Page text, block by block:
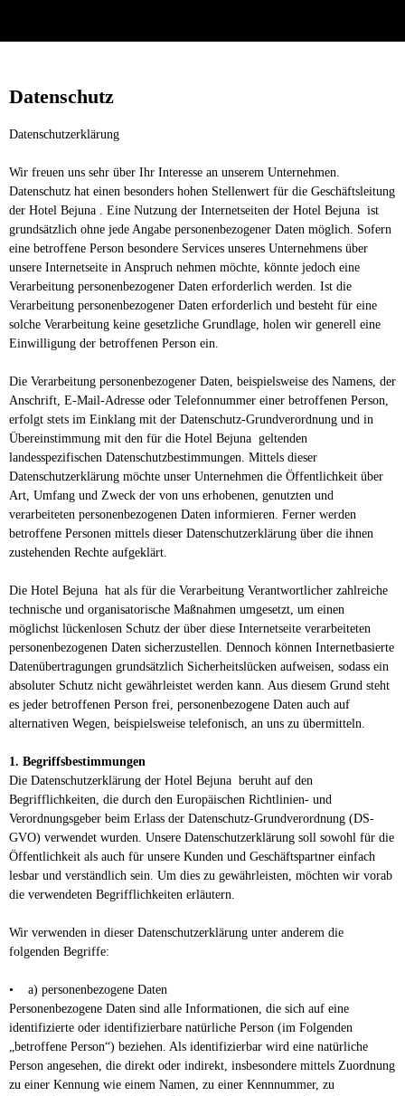
Datenschutz
Datenschutzerklärung
Wir freuen uns sehr über Ihr Interesse an unserem Unternehmen.
Datenschutz hat einen besonders hohen Stellenwert für die Geschäftsleitung
der Hotel Bejuna . Eine Nutzung der Internetseiten der Hotel Bejuna ist
grundsätzlich ohne jede Angabe personenbezogener Daten möglich. Sofern
eine betroffene Person besondere Services unseres Unternehmens über
unsere Internetseite in Anspruch nehmen möchte, könnte jedoch eine
Verarbeitung personenbezogener Daten erforderlich werden. Ist die
Verarbeitung personenbezogener Daten erforderlich und besteht für eine
solche Verarbeitung keine gesetzliche Grundlage, holen wir generell eine
Einwilligung der betroffenen Person ein.
Die Verarbeitung personenbezogener Daten, beispielsweise des Namens, der
Anschrift, E-Mail-Adresse oder Telefonnummer einer betroffenen Person,
erfolgt stets im Einklang mit der Datenschutz-Grundverordnung und in
Übereinstimmung mit den für die Hotel Bejuna geltenden
landesspezifischen Datenschutzbestimmungen. Mittels dieser
Datenschutzerklärung möchte unser Unternehmen die Öffentlichkeit über
Art, Umfang und Zweck der von uns erhobenen, genutzten und
verarbeiteten personenbezogenen Daten informieren. Ferner werden
betroffene Personen mittels dieser Datenschutzerklärung über die ihnen
zustehenden Rechte aufgeklärt.
Die Hotel Bejuna hat als für die Verarbeitung Verantwortlicher zahlreiche
technische und organisatorische Maßnahmen umgesetzt, um einen
möglichst lückenlosen Schutz der über diese Internetseite verarbeiteten
personenbezogenen Daten sicherzustellen. Dennoch können Internetbasierte
Datenübertragungen grundsätzlich Sicherheitslücken aufweisen, sodass ein
absoluter Schutz nicht gewährleistet werden kann. Aus diesem Grund steht
es jeder betroffenen Person frei, personenbezogene Daten auch auf
alternativen Wegen, beispielsweise telefonisch, an uns zu übermitteln.
1. Begriffsbestimmungen
Die Datenschutzerklärung der Hotel Bejuna beruht auf den
Begrifflichkeiten, die durch den Europäischen Richtlinien- und
Verordnungsgeber beim Erlass der Datenschutz-Grundverordnung (DS-
GVO) verwendet wurden. Unsere Datenschutzerklärung soll sowohl für die
Öffentlichkeit als auch für unsere Kunden und Geschäftspartner einfach
lesbar und verständlich sein. Um dies zu gewährleisten, möchten wir vorab
die verwendeten Begrifflichkeiten erläutern.
Wir verwenden in dieser Datenschutzerklärung unter anderem die
folgenden Begriffe:
• a) personenbezogene Daten
Personenbezogene Daten sind alle Informationen, die sich auf eine
identifizierte oder identifizierbare natürliche Person (im Folgenden
„betroffene Person“) beziehen. Als identifizierbar wird eine natürliche
Person angesehen, die direkt oder indirekt, insbesondere mittels Zuordnung
zu einer Kennung wie einem Namen, zu einer Kennnummer, zu